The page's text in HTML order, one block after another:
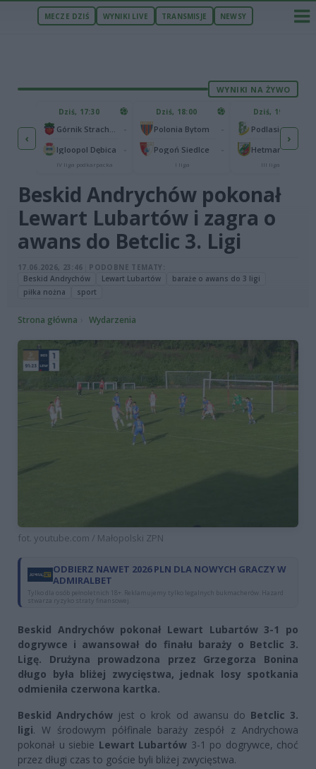
MECZE DZIŚ WYNIKI LIVE TRANSMISJE NEWSY
WYNIKI NA ŻYWO
‹
65
25
Dziś, 17:30
Igloopol Dębica
IV liga podkarpacka
Dziś, 18:00
Polonia Bytom
Pogoń Siedlce
I liga
Dziś, 19:57
III liga, gr. IV
›
Beskid Andrychów pokonał
Lewart Lubartów i zagra o
awans do Betclic 3. Ligi
17.06.2026, 23:46
PODOBNE TEMATY:
Beskid Andrychów
Lewart Lubartów
baraże o awans do 3 ligi
piłka nożna
sport
Strona główna Wydarzenia
fot. youtube.com / Małopolski ZPN
ODBIERZ NAWET 2026 PLN DLA NOWYCH GRACZY W
ADMIRALBET
Tylko dla osób pełnoletnich 18+. Reklamujemy tylko legalnych bukmacherów. Hazard
stwarza ryzyko straty finansowej.
Beskid Andrychów pokonał Lewart Lubartów 3-1 po
dogrywce i awansował do finału baraży o Betclic 3.
Ligę. Drużyna prowadzona przez Grzegorza Bonina
długo była bliżej zwycięstwa, jednak losy spotkania
odmieniła czerwona kartka.
Beskid Andrychów jest o krok od awansu do Betclic 3.
ligi. W środowym półfinale baraży zespół z Andrychowa
pokonał u siebie Lewart Lubartów 3-1 po dogrywce, choć
przez długi czas to goście byli bliżej zwycięstwa.